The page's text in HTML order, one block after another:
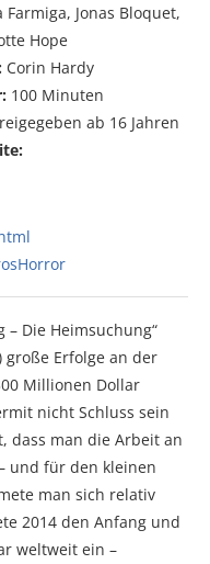
Farmiga, Jonas Bloquet,
Hope
Corin Hardy
100 Minuten
ab 16 Jahren
Die Heimsuchung“
große Erfolge an der
Millionen Dollar
nicht Schluss sein
dass man die Arbeit an
und für den kleinen
man sich relativ
2014 den Anfang und
weltweit ein –